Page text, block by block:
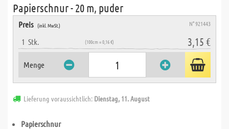
Papierschnur - 20 m, puder
Preis (inkl. MwSt.) N° 921443
1 Stk. (100cm = 0,16 €) 3,15 €
Menge
Lieferung voraussichtlich: Dienstag, 11. August
Papierschnur